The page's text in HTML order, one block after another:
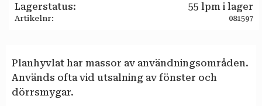
Lagerstatus 55 lpm i lager
Artikelnr 081597
Planhyvlat har massor av användningsområden.
Används ofta vid utsalning av fönster och
dörrsmygar.